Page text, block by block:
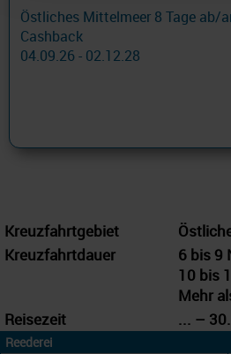
Östliches Mittelmeer 8 Tage ab/
Cashback
04.09.26 - 02.12.28
Kreuzfahrtgebiet
Kreuzfahrtdauer
6 bis 9
10 bis
Mehr
Reisezeit
... –
Reederei